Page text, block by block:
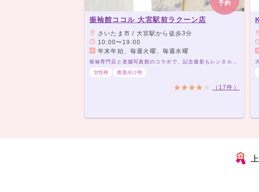
予約
振袖館ココル 大宮駅前ラクーン店
さいたま市 / 大宮駅から徒歩3分
10:00〜19:00
年末年始、毎週火曜、毎週水曜
女性袴
教員向け袴
（17件）